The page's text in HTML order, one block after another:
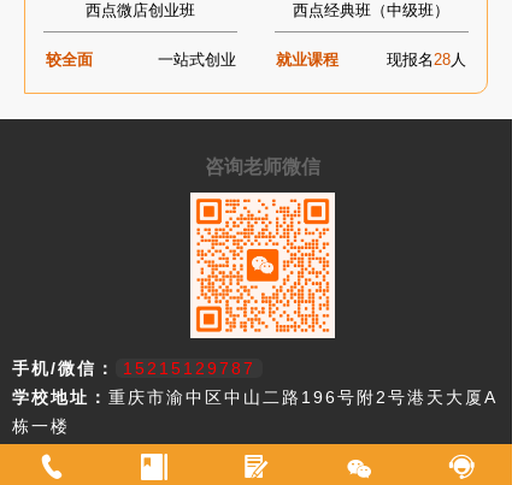
西点微店创业班
较全面 一站式创业
西点经典班（中级班）
就业课程 现报名28人
咨询老师微信
手机/微信：
15215129787
学校地址： 重庆市渝中区中山二路196号附2号港天大厦A
栋一楼
重庆市欧艺职业技能培训学校，18年来专注西点技术教育，近年来迅速